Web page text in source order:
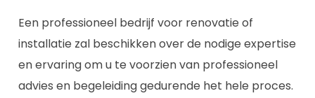
Een professioneel bedrijf voor renovatie of
installatie zal beschikken over de nodige expertise
en ervaring om u te voorzien van professioneel
advies en begeleiding gedurende het hele proces.